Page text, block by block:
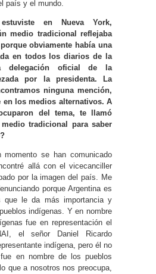
país y el mundo.
en Nueva York,
medio tradicional reflejaba
obviamente había una
en todos los diarios de la
delegación oficial de la
por la presidenta. La
ninguna mención,
en los medios alternativos. A
del tema, te llamó
tradicional para saber
momento se han comunicado
allá con el vicecanciller
por la imagen del país. Me
porque Argentina es
que le da más importancia y
indígenas. Y en nombre
fue en representación el
el señor Daniel Ricardo
indígena, pero él no
en nombre de los pueblos
que a nosotros nos preocupa,